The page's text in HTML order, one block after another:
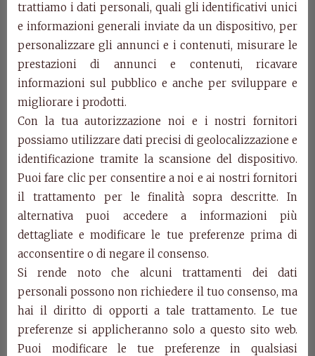
Art. 0740 – Carved
sideboard 3 doors
Edera
Art. 0740
Carved sideboard 3 doors
cm w. 228 d. 52 h. 112
Categories: Edera Collection, Products
Related Products
trattiamo i dati personali, quali gli identificativi unici
e informazioni generali inviate da un dispositivo, per
personalizzare gli annunci e i contenuti, misurare le
prestazioni di annunci e contenuti, ricavare
informazioni sul pubblico e anche per sviluppare e
migliorare i prodotti.
Con la tua autorizzazione noi e i nostri fornitori
possiamo utilizzare dati precisi di geolocalizzazione e
identificazione tramite la scansione del dispositivo.
Puoi fare clic per consentire a noi e ai nostri fornitori
il trattamento per le finalità sopra descritte. In
alternativa puoi accedere a informazioni più
dettagliate e modificare le tue preferenze prima di
acconsentire o di negare il consenso.
Si rende noto che alcuni trattamenti dei dati
personali possono non richiedere il tuo consenso, ma
hai il diritto di opporti a tale trattamento. Le tue
preferenze si applicheranno solo a questo sito web.
Puoi modificare le tue preferenze in qualsiasi